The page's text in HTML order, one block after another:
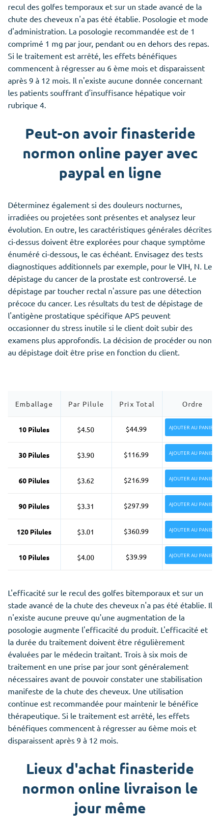
recul des golfes temporaux et sur un stade avancé de la
chute des cheveux n'a pas été établie. Posologie et mode
d'administration. La posologie recommandée est de 1
comprimé 1 mg par jour, pendant ou en dehors des repas.
Si le traitement est arrêté, les effets bénéfiques
commencent à régresser au 6 ème mois et disparaissent
après 9 à 12 mois. Il n'existe aucune donnée concernant
les patients souffrant d'insuffisance hépatique voir
rubrique 4.
Peut-on avoir finasteride
normon online payer avec
paypal en ligne
Déterminez également si des douleurs nocturnes,
irradiées ou projetées sont présentes et analysez leur
évolution. En outre, les caractéristiques générales décrites
ci-dessus doivent être explorées pour chaque symptôme
énuméré ci-dessous, le cas échéant. Envisagez des tests
diagnostiques additionnels par exemple, pour le VIH, N. Le
dépistage du cancer de la prostate est controversé. Le
dépistage par toucher rectal n'assure pas une détection
précoce du cancer. Les résultats du test de dépistage de
l'antigène prostatique spécifique APS peuvent
occasionner du stress inutile si le client doit subir des
examens plus approfondis. La décision de procéder ou non
au dépistage doit être prise en fonction du client.
Emballage Par Pilule Prix Total Ordre
10 Pilules $4.50 $44.99 AJOUTER AU PANIER
30 Pilules $3.90 $116.99 AJOUTER AU PANIER
60 Pilules $3.62 $216.99 AJOUTER AU PANIER
90 Pilules $3.31 $297.99 AJOUTER AU PANIER
120 Pilules $3.01 $360.99 AJOUTER AU PANIER
10 Pilules $4.00 $39.99 AJOUTER AU PANIER
L'efficacité sur le recul des golfes bitemporaux et sur un
stade avancé de la chute des cheveux n'a pas été établie. Il
n'existe aucune preuve qu'une augmentation de la
posologie augmente l'efficacité du produit. L'efficacité et
la durée du traitement doivent être régulièrement
évaluées par le médecin traitant. Trois à six mois de
traitement en une prise par jour sont généralement
nécessaires avant de pouvoir constater une stabilisation
manifeste de la chute des cheveux. Une utilisation
continue est recommandée pour maintenir le bénéfice
thérapeutique. Si le traitement est arrêté, les effets
bénéfiques commencent à régresser au 6ème mois et
disparaissent après 9 à 12 mois.
Lieux d'achat finasteride
normon online livraison le
jour même